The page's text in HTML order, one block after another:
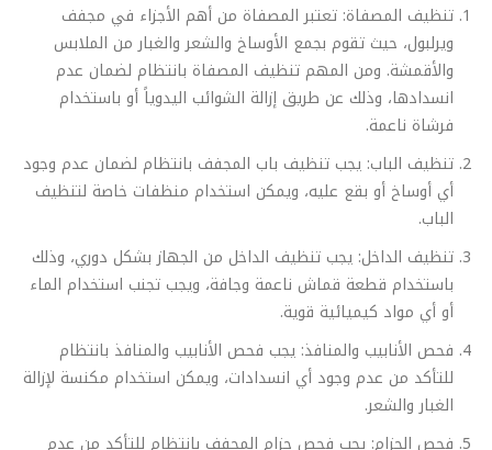
تنظيف المصفاة: تعتبر المصفاة من أهم الأجزاء في مجفف
ويرلبول، حيث تقوم بجمع الأوساخ والشعر والغبار من الملابس
والأقمشة. ومن المهم تنظيف المصفاة بانتظام لضمان عدم
انسدادها، وذلك عن طريق إزالة الشوائب اليدوياً أو باستخدام
فرشاة ناعمة.
تنظيف الباب: يجب تنظيف باب المجفف بانتظام لضمان عدم وجود
أي أوساخ أو بقع عليه، ويمكن استخدام منظفات خاصة لتنظيف
الباب.
تنظيف الداخل: يجب تنظيف الداخل من الجهاز بشكل دوري، وذلك
باستخدام قطعة قماش ناعمة وجافة، ويجب تجنب استخدام الماء
أو أي مواد كيميائية قوية.
فحص الأنابيب والمنافذ: يجب فحص الأنابيب والمنافذ بانتظام
للتأكد من عدم وجود أي انسدادات، ويمكن استخدام مكنسة لإزالة
الغبار والشعر.
فحص الحزام: يجب فحص حزام المجفف بانتظام للتأكد من عدم